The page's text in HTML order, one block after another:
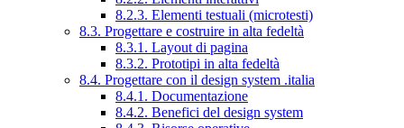
8.2.3. Elementi testuali (microtesti)
8.3. Progettare e costruire in alta fedeltà
8.3.1. Layout di pagina
8.3.2. Prototipi in alta fedeltà
8.4. Progettare con il design system .italia
8.4.1. Documentazione
8.4.2. Benefici del design system